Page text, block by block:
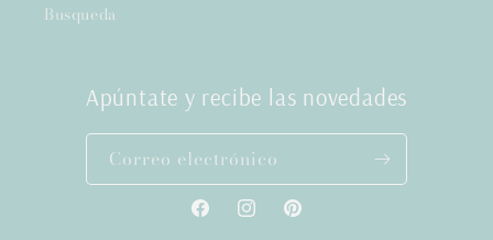
Busqueda
Apúntate y recibe las novedades
Correo electrónico
FacebookInstagramPinterest